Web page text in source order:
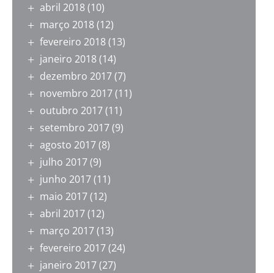
abril 2018(10)
março 2018(12)
fevereiro 2018(13)
janeiro 2018(14)
dezembro 2017(7)
novembro 2017(11)
outubro 2017(11)
setembro 2017(9)
agosto 2017(8)
julho 2017(9)
junho 2017(11)
maio 2017(12)
abril 2017(12)
março 2017(13)
fevereiro 2017(24)
janeiro 2017(27)